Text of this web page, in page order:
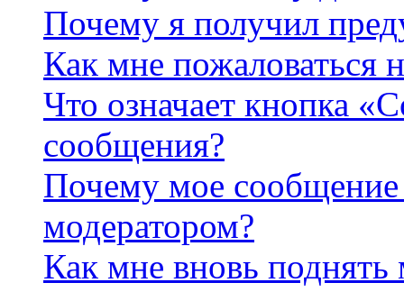
Почему я получил
Как мне пожаловаться
Что означает кнопка
сообщения?
Почему мое сообщение
модератором?
Как мне вновь